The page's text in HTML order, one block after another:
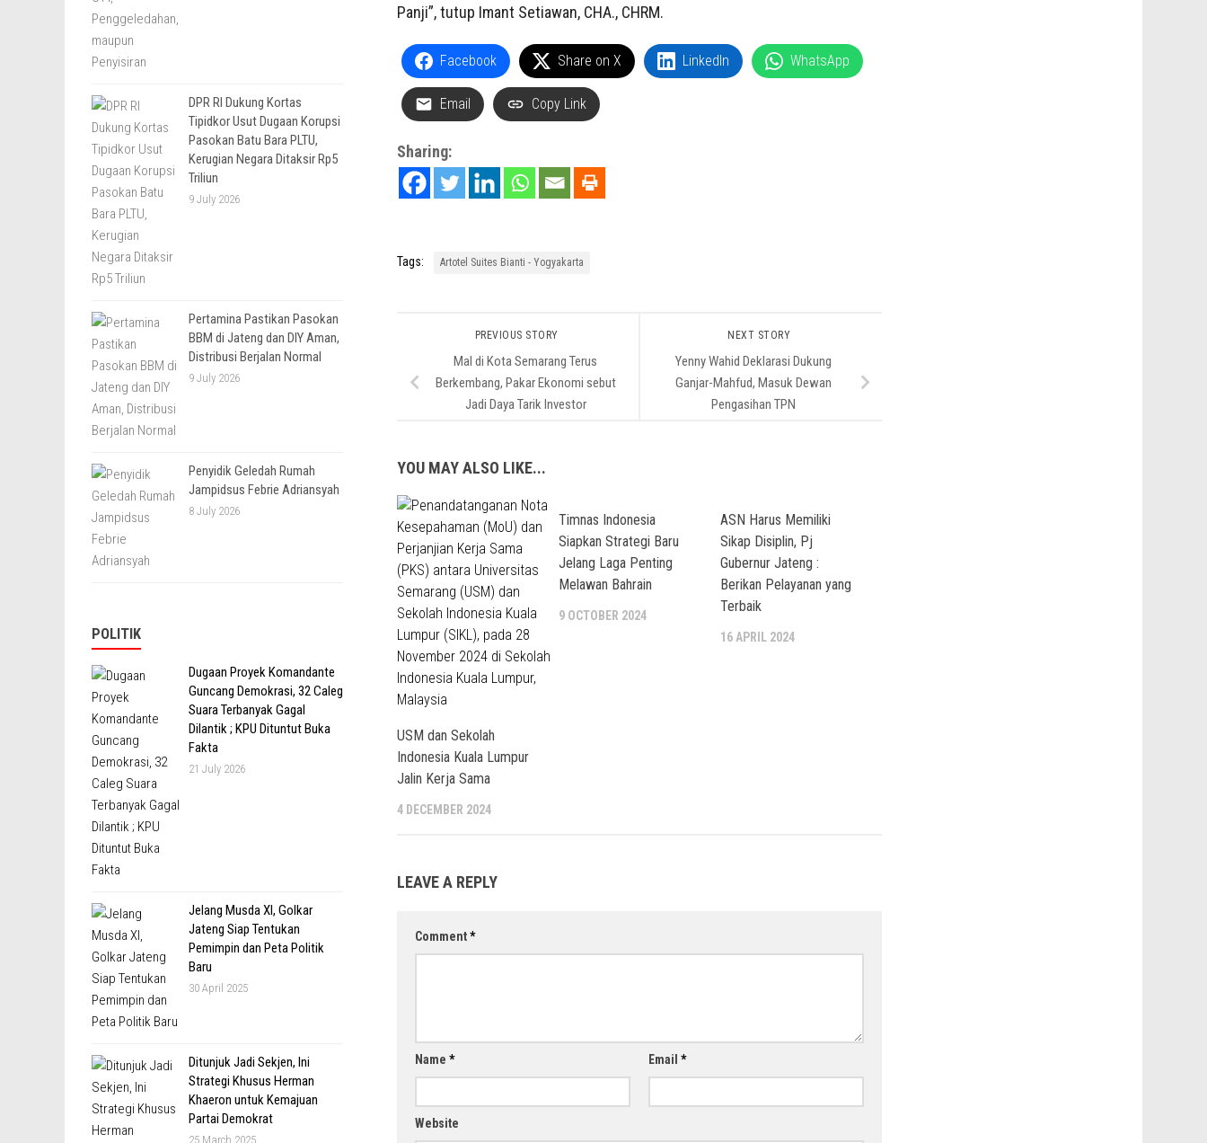
Panji”, tutup Imant Setiawan, CHA., CHRM.
Facebook Share on X LinkedIn WhatsApp
Email Copy Link
Sharing:
Tags: Artotel Suites Bianti - Yogyakarta
NEXT STORY
Yenny Wahid Deklarasi Dukung
Ganjar-Mahfud, Masuk Dewan
Pengasihan TPN
PREVIOUS STORY
Mal di Kota Semarang Terus
Berkembang, Pakar Ekonomi sebut
Jadi Daya Tarik Investor
YOU MAY ALSO LIKE...
USM dan Sekolah
Indonesia Kuala Lumpur
Jalin Kerja Sama
4 DECEMBER 2024
Timnas Indonesia
Siapkan Strategi Baru
Jelang Laga Penting
Melawan Bahrain
9 OCTOBER 2024
ASN Harus Memiliki
Sikap Disiplin, Pj
Gubernur Jateng :
Berikan Pelayanan yang
Terbaik
16 APRIL 2024
LEAVE A REPLY
Comment*
Name * Email *
Website
DPR RI Dukung Kortas
Tipidkor Usut Dugaan Korupsi
Pasokan Batu Bara PLTU,
Kerugian Negara Ditaksir Rp5
Triliun
9 July 2026
Pertamina Pastikan Pasokan
BBM di Jateng dan DIY Aman,
Distribusi Berjalan Normal
9 July 2026
Penyidik Geledah Rumah
Jampidsus Febrie Adriansyah
8 July 2026
POLITIK
Dugaan Proyek Komandante
Guncang Demokrasi, 32 Caleg
Suara Terbanyak Gagal
Dilantik ; KPU Dituntut Buka
Fakta
21 July 2026
Jelang Musda XI, Golkar
Jateng Siap Tentukan
Pemimpin dan Peta Politik
Baru
30 April 2025
Ditunjuk Jadi Sekjen, Ini
Strategi Khusus Herman
Khaeron untuk Kemajuan
Partai Demokrat
25 March 2025